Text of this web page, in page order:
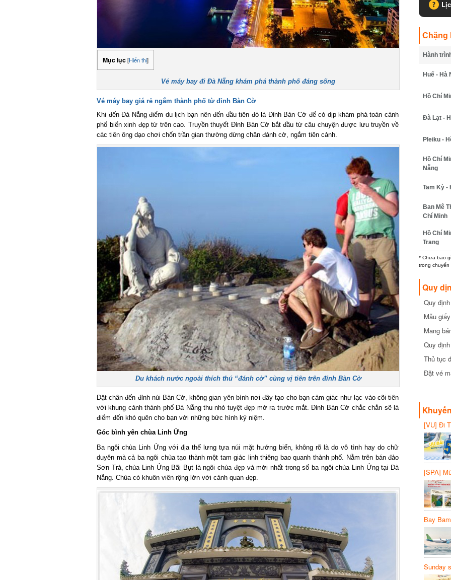
Mục lục [Hiển thị]
Vé máy bay đi Đà Nẵngkhám phá thành phố đáng sống
Vé máy bay giá rẻ ngắm thành phố từ đỉnh Bàn Cờ
Khi đến Đà Nẵng điểm du lịch bạn nên đến đầu tiên đó là Đỉnh Bàn Cờ để có dịp khám phá toàn cảnh
phố biển xinh đẹp từ trên cao. Truyền thuyết Đỉnh Bàn Cờ bắt đầu từ câu chuyện được lưu truyền về
các tiên ông dạo chơi chốn trần gian thường dừng chân đánh cờ, ngắm tiên cảnh.
Du khách nước ngoài thích thú “đánh cờ” cùng vị tiên trên đỉnh Bàn Cờ
Đặt chân đến đỉnh núi Bàn Cờ, không gian yên bình nơi đây tạo cho bạn cảm giác như lạc vào cõi tiên
với khung cảnh thành phố Đà Nẵng thu nhỏ tuyệt đẹp mở ra trước mắt. Đỉnh Bàn Cờ chắc chắn sẽ là
điểm đến khó quên cho bạn với những bức hình kỷ niệm.
Góc bình yên chùa Linh Ứng
Ba ngôi chùa Linh Ứng với địa thế lưng tựa núi mặt hướng biển, không rõ là do vô tình hay do chữ
duyên mà cả ba ngôi chùa tạo thành một tam giác linh thiêng bao quanh thành phố. Nằm trên bán đảo
Sơn Trà, chùa Linh Ứng Bãi Bụt là ngôi chùa đẹp và mới nhất trong số ba ngôi chùa Linh Ứng tại Đà
Nẵng. Chùa có khuôn viên rộng lớn với cảnh quan đẹp.
Chặng
Hành trình*
Huế - Hà
Hồ Chí
Đà Lạt -
Pleiku -
Hồ Chí
Nẵng
Tam Kỳ -
Ban Mê
Chí Minh
Hồ Chí
Trang
* Chưa bao
trong chuyến
Quy
Quy
cần biết
Mẫu
Mang
Quy
Thủ tục
Đặt vé
[VU] Đi
giảm
[SPA]
20%
Bay
Sunday